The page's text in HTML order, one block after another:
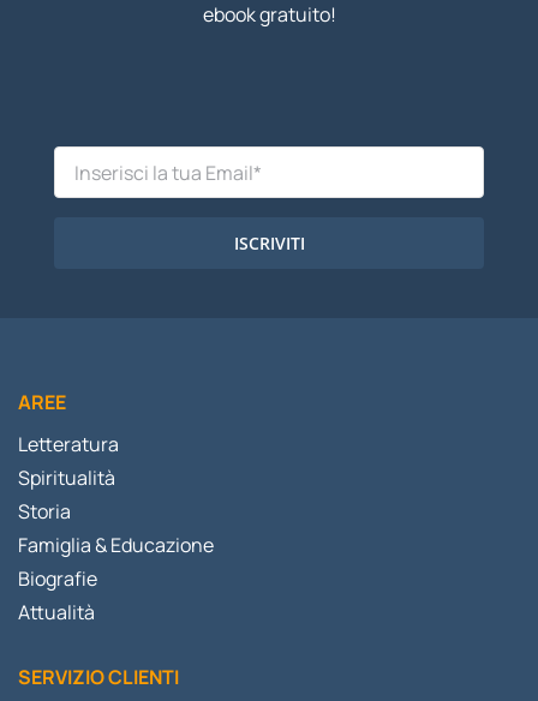
ebook gratuito!
ISCRIVITI
AREE
Letteratura
Spiritualità
Storia
Famiglia & Educazione
Biografie
Attualità
SERVIZIO CLIENTI